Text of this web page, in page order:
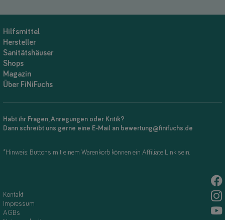
Hilfsmittel
Hersteller
Sanitätshäuser
Shops
Magazin
Über FiNiFuchs
Habt ihr Fragen, Anregungen oder Kritik?
Dann schreibt uns gerne eine E-Mail an bewertung@finifuchs.de
*Hinweis: Buttons mit einem Warenkorb können ein Affiliate Link sein.
Kontakt
Impressum
AGBs